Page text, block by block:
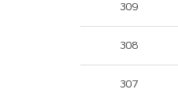
309
308
307